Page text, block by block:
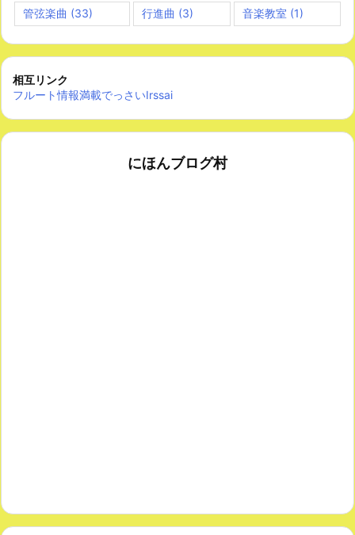
管弦楽曲 (33) 行進曲 (3) 音楽教室 (1)
相互リンク
フルート情報満載でっさいIrssai
にほんブログ村